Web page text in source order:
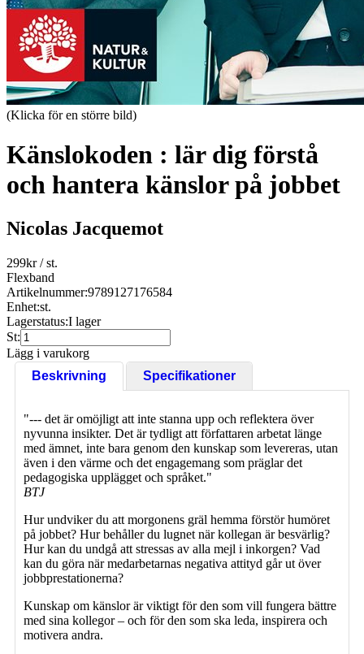
(Klicka för en större bild)
Känslokoden : lär dig förstå
och hantera känslor på jobbet
Nicolas Jacquemot
299kr/ st.
Flexband
Artikelnummer:9789127176584
Enhet:st.
Lagerstatus:I lager
St:
Lägg i varukorg
Beskrivning
Specifikationer
"--- det är omöjligt att inte stanna upp och reflektera över
nyvunna insikter. Det är tydligt att författaren arbetat länge
med ämnet, inte bara genom den kunskap som levereras, utan
även i den värme och det engagemang som präglar det
pedagogiska upplägget och språket."
BTJ
Hur undviker du att morgonens gräl hemma förstör humöret
på jobbet? Hur behåller du lugnet när kollegan är besvärlig?
Hur kan du undgå att stressas av alla mejl i inkorgen? Vad
kan du göra när medarbetarnas negativa attityd går ut över
jobbprestationerna?
Kunskap om känslor är viktigt för den som vill fungera bättre
med sina kollegor – och för den som ska leda, inspirera och
motivera andra.